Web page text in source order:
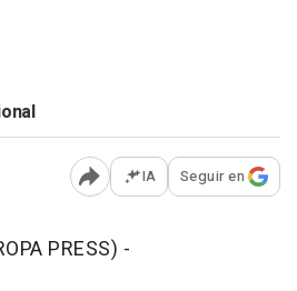
Abrir opciones para
IA Seguir en
PRESS) -